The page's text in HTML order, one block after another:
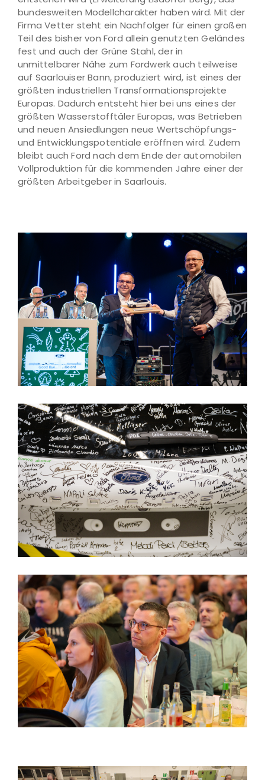
bundesweiten Modellcharakter haben wird. Mit der
Firma Vetter steht ein Nachfolger für einen großen
Teil des bisher von Ford allein genutzten Geländes
fest und auch der Grüne Stahl, der in
unmittelbarer Nähe zum Fordwerk auch teilweise
auf Saarlouiser Bann, produziert wird, ist eines der
größten industriellen Transformationsprojekte
Europas. Dadurch entsteht hier bei uns eines der
größten Wasserstofftäler Europas, was Betrieben
und neuen Ansiedlungen neue Wertschöpfungs-
und Entwicklungspotentiale eröffnen wird. Zudem
bleibt auch Ford nach dem Ende der automobilen
Vollproduktion für die kommenden Jahre einer der
größten Arbeitgeber in Saarlouis.